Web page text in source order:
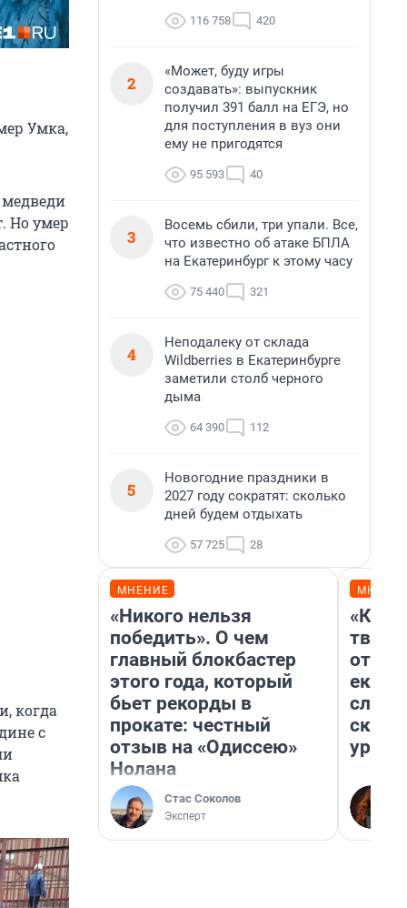
Умка,
Но умер
когда
с
116 758 420
2
«Может, буду игры
создавать»: выпускник
получил 391 балл на ЕГЭ, но
для поступления в вуз они
ему не пригодятся
95 593 40
3
Восемь сбили, три упали. Все,
что известно об атаке БПЛА
на Екатеринбург к этому часу
75 440 321
4
Неподалеку от склада
Wildberries в Екатеринбурге
заметили столб черного
дыма
64 390 112
5
Новогодние праздники в
2027 году сократят: сколько
дней будем отдыхать
57 725 28
МНЕНИЕ
«Никого нельзя
победить». О чем
главный блокбастер
этого года, который
бьет рекорды в
прокате: честный
отзыв на «Одиссею»
Нолана
Стас Соколов
Эксперт